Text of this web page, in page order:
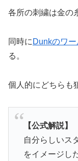
各所の刺繍は金の
同時に Dunkのワ
る。
個人的にどちらも
【公式解説】
自分らしいス
をイメージし